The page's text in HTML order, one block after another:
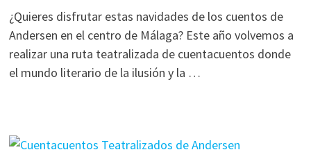
¿Quieres disfrutar estas navidades de los cuentos de
Andersen en el centro de Málaga? Este año volvemos a
realizar una ruta teatralizada de cuentacuentos donde
el mundo literario de la ilusión y la …